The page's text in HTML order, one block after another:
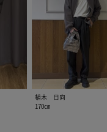
植木 日向
170㎝